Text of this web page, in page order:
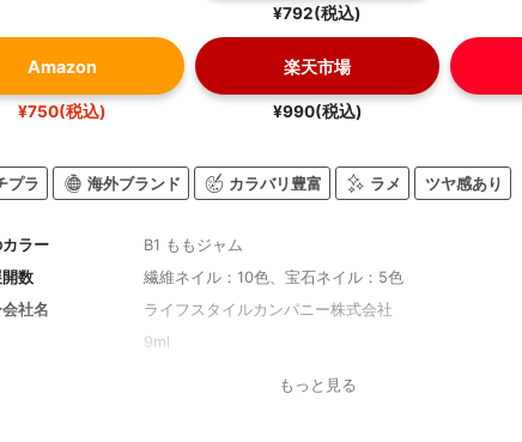
¥792(税込)
Amazon
¥750(税込)
楽天市場
¥990(税込)
プラ 海外ブランド カラバリ豊富 ラメ ツヤ感あり
ラー
B1 ももジャム
数
繊維ネイル：10色、宝石ネイル：5色
社名
ライフスタイルカンパニー株式会社
9ml
もっと見る